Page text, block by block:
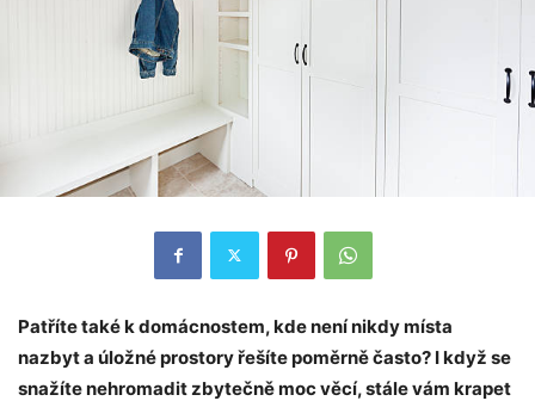
Patříte také k domácnostem, kde není nikdy místa
nazbyt a úložné prostory řešíte poměrně často? I když se
snažíte nehromadit zbytečně moc věcí, stále vám krapet